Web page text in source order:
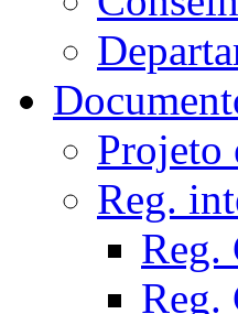
Projeto
Reg.
Reg.
Reg.